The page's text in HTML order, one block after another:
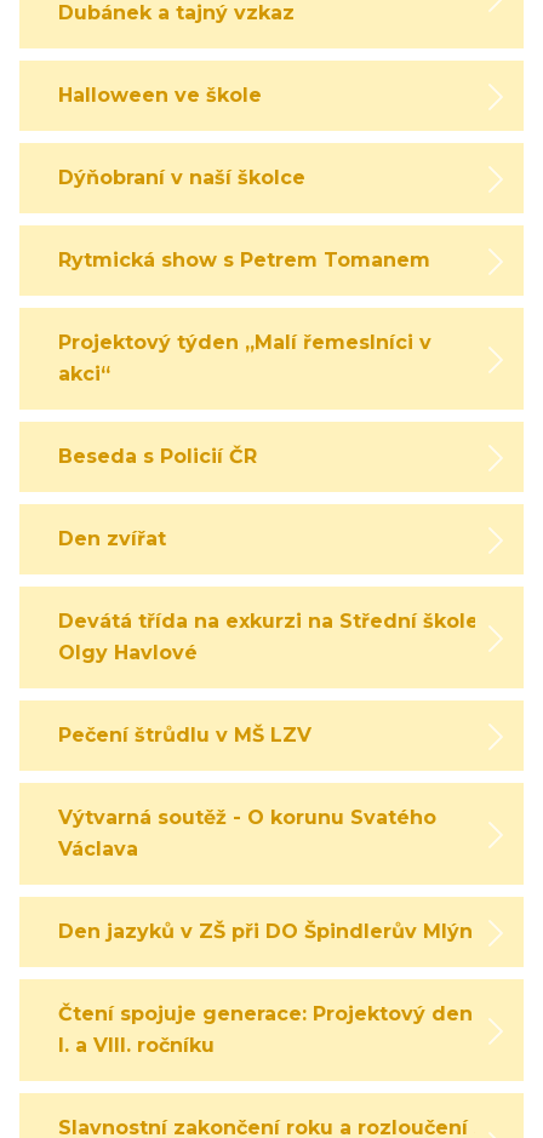
Dubánek a tajný vzkaz
Halloween ve škole
Dýňobraní v naší školce
Rytmická show s Petrem Tomanem
Projektový týden „Malí řemeslníci v
akci“
Beseda s Policií ČR
Den zvířat
Devátá třída na exkurzi na Střední škole
Olgy Havlové
Pečení štrůdlu v MŠ LZV
Výtvarná soutěž - O korunu Svatého
Václava
Den jazyků v ZŠ při DO Špindlerův Mlýn
Čtení spojuje generace: Projektový den
I. a VIII. ročníku
Slavnostní zakončení roku a rozloučení s